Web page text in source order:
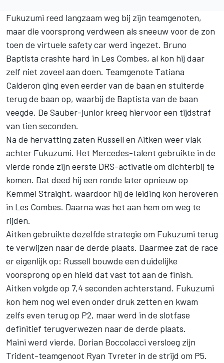
Fukuzumi reed langzaam weg bij zijn teamgenoten,
maar die voorsprong verdween als sneeuw voor de zon
toen de virtuele safety car werd ingezet. Bruno
Baptista crashte hard in Les Combes, al kon hij daar
zelf niet zoveel aan doen. Teamgenote Tatiana
Calderon ging even eerder van de baan en stuiterde
terug de baan op, waarbij de Baptista van de baan
veegde. De Sauber-junior kreeg hiervoor een tijdstraf
van tien seconden.
Na de hervatting zaten Russell en Aitken weer vlak
achter Fukuzumi. Het Mercedes-talent gebruikte in de
vierde ronde zijn eerste DRS-activatie om dichterbij te
komen. Dat deed hij een ronde later opnieuw op
Kemmel Straight, waardoor hij de leiding kon heroveren
in Les Combes. Daarna was het aan hem om weg te
rijden.
Aitken gebruikte dezelfde strategie om Fukuzumi terug
te verwijzen naar de derde plaats. Daarmee zat de race
er eigenlijk op: Russell bouwde een duidelijke
voorsprong op en hield dat vast tot aan de finish.
Aitken volgde op 7,4 seconden achterstand. Fukuzumi
kon hem nog wel even onder druk zetten en kwam
zelfs even terug op P2, maar werd in de slotfase
definitief terugverwezen naar de derde plaats.
Maini werd vierde. Dorian Boccolacci versloeg zijn
Trident-teamgenoot Ryan Tvreter in de strijd om P5.